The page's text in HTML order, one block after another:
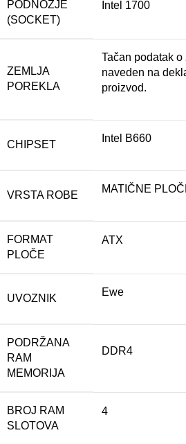
PODNOŽJE
(SOCKET)
Intel 1700
ZEMLJA
POREKLA
Tačan podatak
naveden na
proizvod.
CHIPSET
Intel B660
VRSTA ROBE
MATIČNE
FORMAT
PLOČE
ATX
UVOZNIK
Ewe
PODRŽANA
RAM
MEMORIJA
DDR4
BROJ RAM
SLOTOVA
4